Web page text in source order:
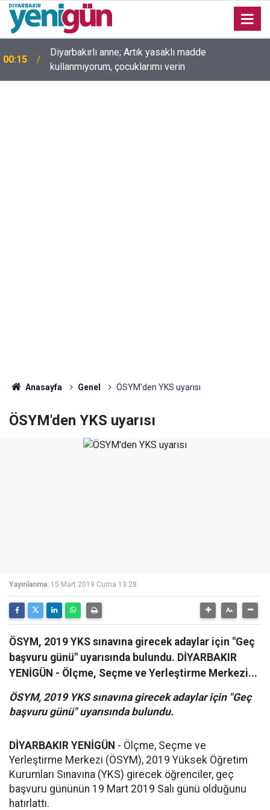
00:15
Diyarbakırlı anne; Artık yasaklı madde
00:05 Mesut Çokur yazdı; Gelecek Yolda mı Kaldı?
Anasayfa Genel ÖSYM'den YKS uyarısı
ÖSYM'den YKS uyarısı
Yayınlanma: 15 Mart 2019 Cuma 13:28
ÖSYM, 2019 YKS sınavına girecek adaylar için "Geç
başvuru günü" uyarısında bulundu. DİYARBAKIR
YENİGÜN - Ölçme, Seçme ve Yerleştirme Merkezi...
ÖSYM, 2019 YKS sınavına girecek adaylar için "Geç
başvuru günü" uyarısında bulundu.
DİYARBAKIR YENİGÜN - Ölçme, Seçme ve
Yerleştirme Merkezi (ÖSYM), 2019 Yüksek Öğretim
Kurumları Sınavına (YKS) girecek öğrenciler, geç
başvuru gününün 19 Mart 2019 Salı günü olduğunu
hatırlattı.